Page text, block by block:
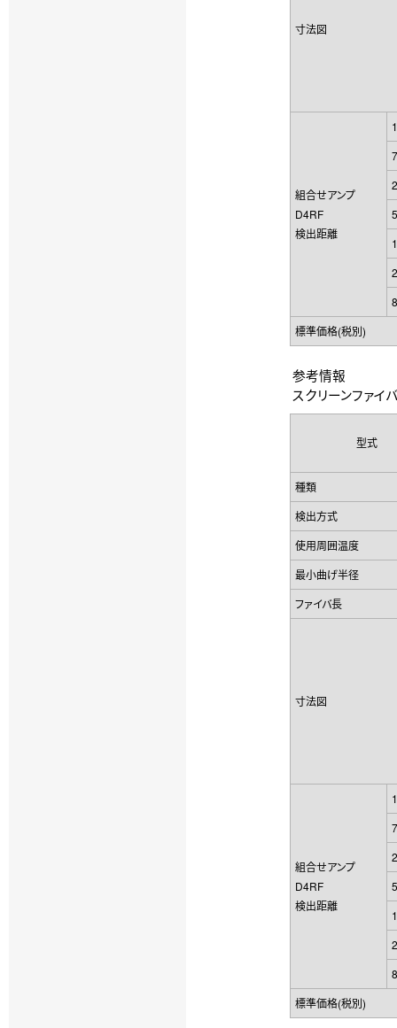
寸法図
組合せアンプ
D4RF
検出距離
標準価格(税別)
参考情報
スクリーンファイ
型式
種類
検出方式
使用周囲温度
最小曲げ半径
ファイバ長
寸法図
組合せアンプ
D4RF
検出距離
標準価格(税別)